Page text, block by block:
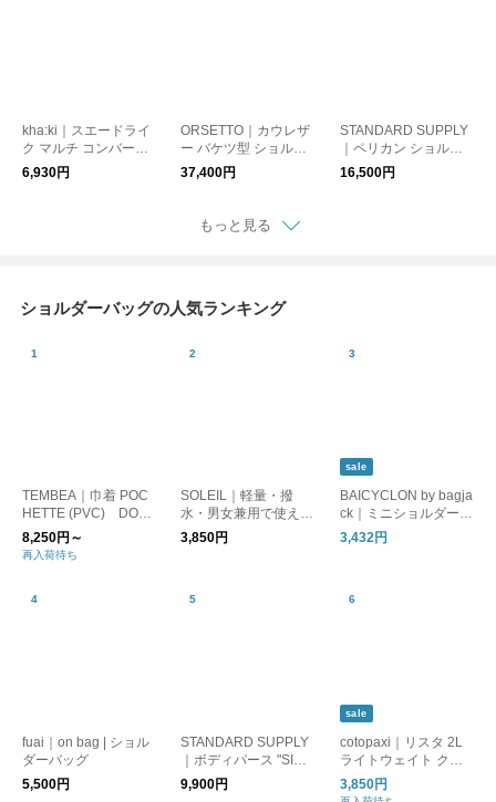
kha:ki｜スエードライ
ク マルチ コンバーチ
ブルバッグ SUEDE C
ONVERTIBLE BAG mi
6,930円
ORSETTO｜カウレザ
ー バケツ型 ショルダ
ーバッグ RACCOLTO
01-154-21-5-11
37,400円
STANDARD SUPPLY
｜ペリカン ショルダ
ー バッグ “SIMPLICIT
Y” pelican-shoulder
16,500円
もっと見る
ショルダーバッグの人気ランキング
TEMBEA｜巾着 POC
HETTE (PVC) DOG-
1/ポシェット/巾着 バ
ッグ 犬
8,250円～
再入荷待ち
SOLEIL｜軽量・撥
水・男女兼用で使える
ライトリーショルダー
バッグ [ギフト]
3,850円
sale
BAICYCLON by bagja
ck｜ミニショルダーバ
ッグ 鞄 ユニセックス
MINI SHOUDER BAG
3,432円
fuai｜on bag | ショル
ダーバッグ
5,500円
STANDARD SUPPLY
｜ボディパース "SIMP
LICITY" BODY PURS
E スタンダードサプラ
9,900円
sale
cotopaxi｜リスタ 2L
ライトウェイト クロ
スボディバッグ Lista
Lightweight Crossbod
3,850円